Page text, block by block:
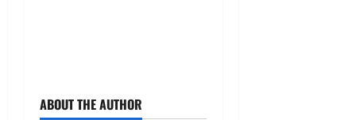
ABOUT THE AUTHOR